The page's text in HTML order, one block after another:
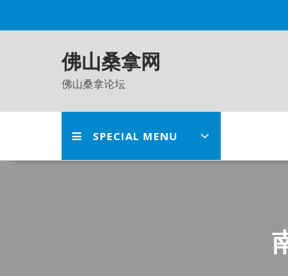
佛山桑拿网
佛山桑拿论坛
SPECIAL MENU